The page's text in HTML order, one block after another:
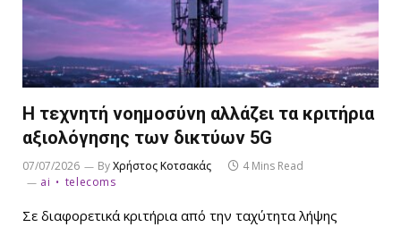
Η τεχνητή νοημοσύνη αλλάζει τα κριτήρια
αξιολόγησης των δικτύων 5G
07/07/2026 ByΧρήστος Κοτσακάς
4 Mins Read
ai
telecoms
Σε διαφορετικά κριτήρια από την ταχύτητα λήψης